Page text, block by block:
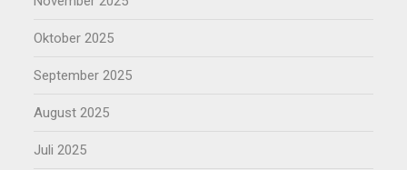
Oktober 2025
September 2025
August 2025
Juli 2025